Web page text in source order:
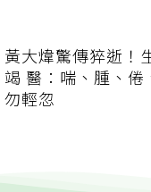
黃大煒驚傳猝逝！
竭 醫：喘、腫、倦
勿輕忽